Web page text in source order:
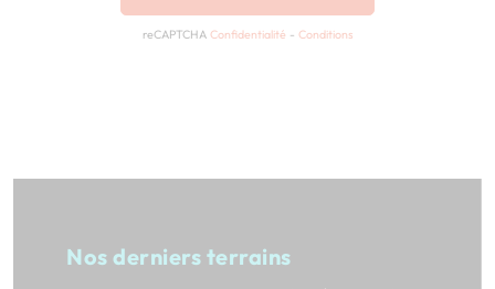
reCAPTCHA Confidentialité - Conditions
Nos derniers terrains